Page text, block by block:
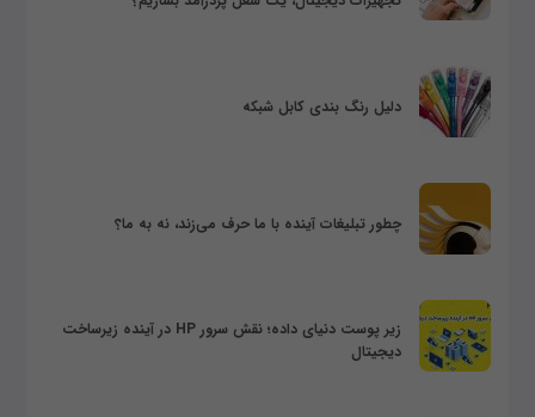
دلیل رنگ بندی کابل شبکه
چطور تبلیغات آینده با ما حرف می‌زند، نه به ما؟
زیر پوست دنیای داده؛ نقش سرور HP در آینده زیرساخت
دیجیتال